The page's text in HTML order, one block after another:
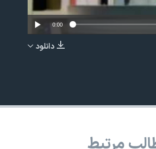
EMBED
0:00
دانلود